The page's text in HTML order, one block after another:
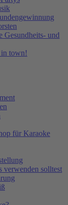
Gesundheits- und
in town!
für Karaoke
verwenden solltest